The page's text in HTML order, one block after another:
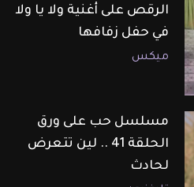
الرقص على أغنية ولا يا ولا
في حفل زفافها
ميكس
مسلسل حب على ورق
الحلقة 41 .. لين تتعرض
لحادث